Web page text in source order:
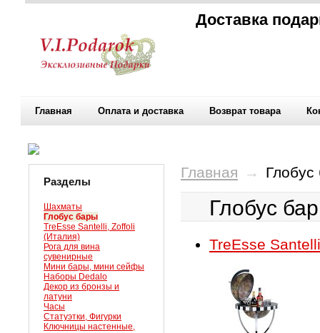
Доставка
Главная Оплата и доставка Возврат товара
Разделы
Шахматы
Глобус бары
TreEsse Santelli, Zoffoli
(Италия)
Рога для вина
сувенирные
Мини бары, мини сейфы
Наборы Dedalo
Декор из бронзы и
латуни
Часы
Статуэтки, Фигурки
Ключницы настенные,
Главная →
Глобус
TreEsse